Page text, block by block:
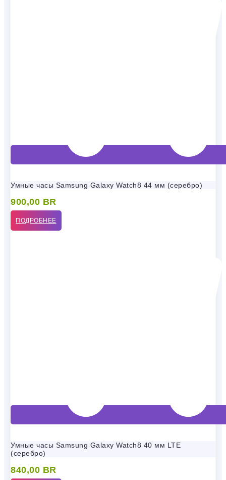
Умные часы Samsung Galaxy Watch8 44 мм (серебро)
900,00 BR
ПОДРОБНЕЕ
Умные часы Samsung Galaxy Watch8 40 мм LTE
(серебро)
840,00 BR